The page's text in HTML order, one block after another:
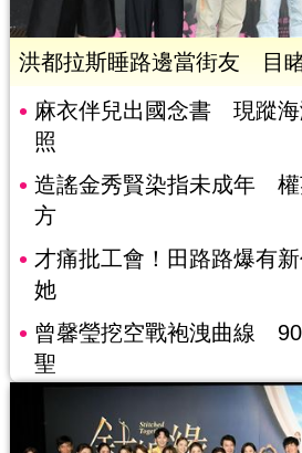
洪都拉斯睡路邊當街友 目
麻衣伴兒出國念書 現蹤海
照
造謠金秀賢染指未成年 權
方
才痛批工會！田路路爆有
她
曾馨瑩挖空戰袍洩曲線
聖